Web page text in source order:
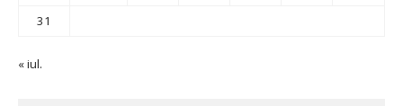
31
« iul.